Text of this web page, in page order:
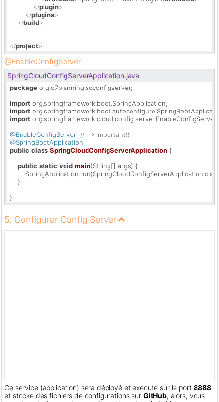
</plugin>
</plugins>
</build>
</project>
@EnableConfigServer
SpringCloudConfigServerApplication.java
package org.o7planning.scconfigserver;
import
import
import org.springframework.cloud.config.server.EnableConfigServer;
@EnableConfigServer // ==> Important!!
@SpringBootApplication
public class SpringCloudConfigServerApplication {
public static void main(String[] args) {
    }
}
5. Configurer Config Server
Ce service (application) sera déployé et exécute sur le port 8888
et stocke des fichiers de configurations sur GitHub, alors, vous